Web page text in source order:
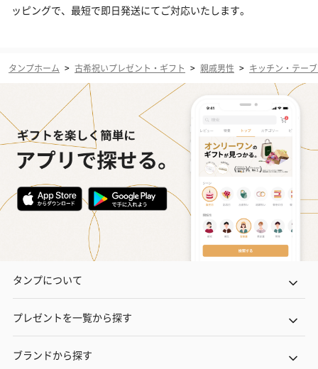
ッピングで、最短で即日発送にてご対応いたします。
タンプホーム > 古希祝いプレゼント・ギフト > 親戚男性 > キッチン・テー
タンプについて
プレゼントを一覧から探す
ブランドから探す